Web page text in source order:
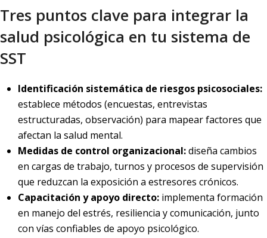
Tres puntos clave para integrar la
salud psicológica en tu sistema de
SST
Identificación sistemática de riesgos psicosociales:
establece métodos (encuestas, entrevistas
estructuradas, observación) para mapear factores que
afectan la salud mental.
Medidas de control organizacional:diseña cambios
en cargas de trabajo, turnos y procesos de supervisión
que reduzcan la exposición a estresores crónicos.
Capacitación y apoyo directo: implementa formación
en manejo del estrés, resiliencia y comunicación, junto
con vías confiables de apoyo psicológico.